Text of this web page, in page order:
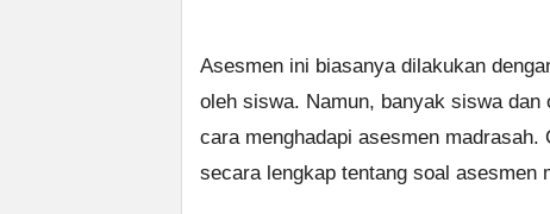
Asesmen ini biasanya dilakukan
oleh siswa. Namun, banyak siswa dan
cara menghadapi asesmen
secara lengkap tentang soal asesmen